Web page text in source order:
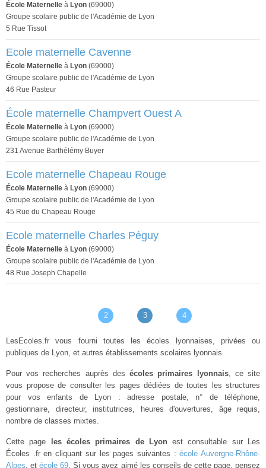
École Maternelle à Lyon (69000)
Groupe scolaire public de l'Académie de Lyon
5 Rue Tissot
Ecole maternelle Cavenne
École Maternelle à Lyon (69000)
Groupe scolaire public de l'Académie de Lyon
46 Rue Pasteur
École maternelle Champvert Ouest A
École Maternelle à Lyon (69000)
Groupe scolaire public de l'Académie de Lyon
231 Avenue Barthélémy Buyer
Ecole maternelle Chapeau Rouge
École Maternelle à Lyon (69000)
Groupe scolaire public de l'Académie de Lyon
45 Rue du Chapeau Rouge
Ecole maternelle Charles Péguy
École Maternelle à Lyon (69000)
Groupe scolaire public de l'Académie de Lyon
48 Rue Joseph Chapelle
2 3 4
LesEcoles.fr vous fourni toutes les écoles lyonnaises, privées ou
publiques de Lyon, et autres établissements scolaires lyonnais.
Pour vos recherches auprès desécoles primaires lyonnais, ce site
vous propose de consulter les pages dédiées de toutes les structures
pour vos enfants de Lyon : adresse postale, n° de téléphone,
gestionnaire, directeur, institutrices, heures d'ouvertures, âge requis,
nombre de classes mixtes.
Cette page les écoles primaires de Lyonest consultable sur Les
Écoles .fr en cliquant sur les pages suivantes :école Auvergne-Rhône-
Alpes, etécole 69. Si vous avez aimé les conseils de cette page, pensez